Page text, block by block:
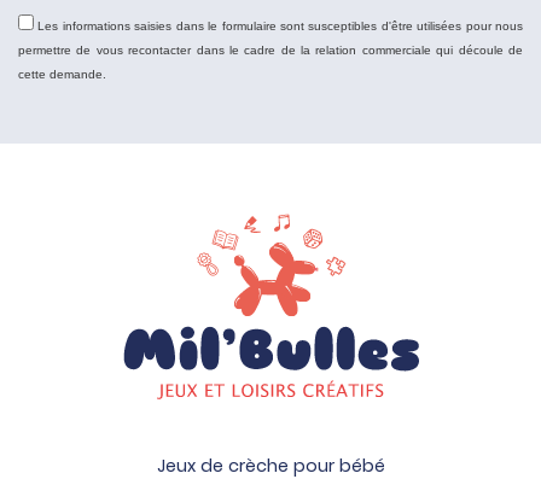
Les informations saisies dans le formulaire sont susceptibles d'être utilisées pour nous
permettre de vous recontacter dans le cadre de la relation commerciale qui découle de
cette demande.
Jeux de crèche pour bébé